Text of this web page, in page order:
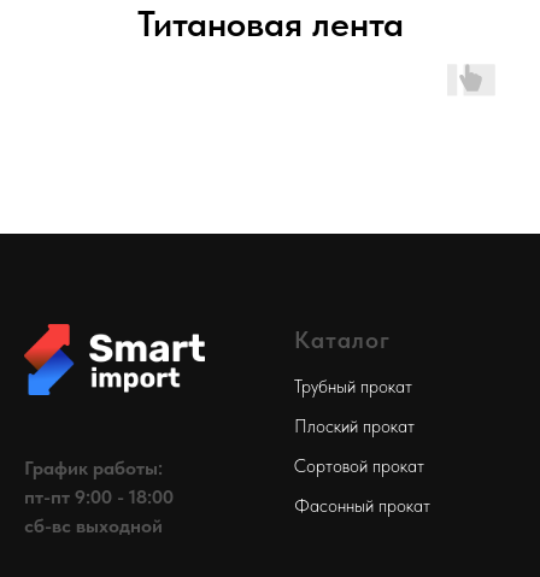
Титановая лента
График работы:
пт-пт 9:00 - 18:00
сб-вс выходной
Каталог
Трубный прокат
Плоский прокат
Сортовой прокат
Фасонный прокат